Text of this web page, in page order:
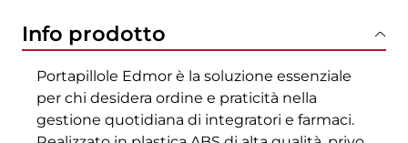
Info prodotto
Portapillole Edmor è la soluzione essenziale
per chi desidera ordine e praticità nella
gestione quotidiana di integratori e farmaci.